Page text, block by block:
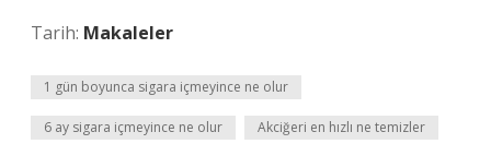
Tarih: Makaleler
1 gün boyunca sigara içmeyince ne olur
6 ay sigara içmeyince ne olur Akciğeri en hızlı ne temizler